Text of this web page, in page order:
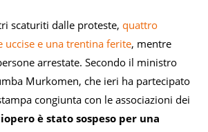
scaturiti dalle proteste, quattro
uccise e una trentina ferite, mentre
arrestate. Secondo il ministro
Murkomen, che ieri ha partecipato
congiunta con le associazioni dei
è stato sospeso per una